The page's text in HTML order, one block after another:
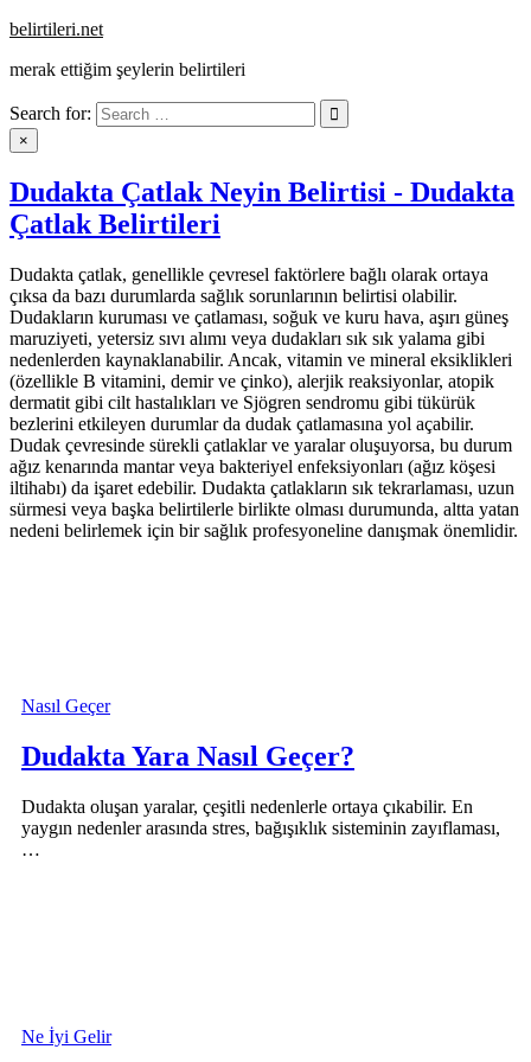
Skip
content
belirtileri.net
merak ettiğim şeylerin belirtileri
Search for:
×
Dudakta Çatlak Neyin Belirtisi - Dudakta
Çatlak Belirtileri
Dudakta çatlak, genellikle çevresel faktörlere bağlı olarak ortaya
çıksa da bazı durumlarda sağlık sorunlarının belirtisi olabilir.
Dudakların kuruması ve çatlaması, soğuk ve kuru hava, aşırı güneş
maruziyeti, yetersiz sıvı alımı veya dudakları sık sık yalama gibi
nedenlerden kaynaklanabilir. Ancak, vitamin ve mineral eksiklikleri
(özellikle B vitamini, demir ve çinko), alerjik reaksiyonlar, atopik
dermatit gibi cilt hastalıkları ve Sjögren sendromu gibi tükürük
bezlerini etkileyen durumlar da dudak çatlamasına yol açabilir.
Dudak çevresinde sürekli çatlaklar ve yaralar oluşuyorsa, bu durum
ağız kenarında mantar veya bakteriyel enfeksiyonları (ağız köşesi
iltihabı) da işaret edebilir. Dudakta çatlakların sık tekrarlaması, uzun
sürmesi veya başka belirtilerle birlikte olması durumunda, altta yatan
nedeni belirlemek için bir sağlık profesyoneline danışmak önemlidir.
Nasıl Geçer
Dudakta Yara Nasıl Geçer?
Dudakta oluşan yaralar, çeşitli nedenlerle ortaya çıkabilir. En
yaygın nedenler arasında stres, bağışıklık sisteminin zayıflaması,
…
Ne İyi Gelir